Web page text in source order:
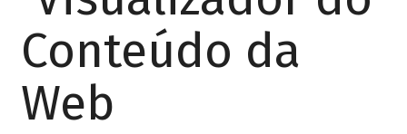
Conteúdo da
Web